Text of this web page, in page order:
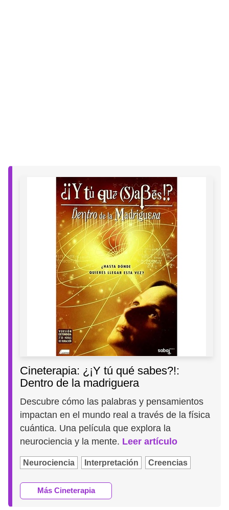
Cineterapia: ¿¡Y tú qué sabes?!:
Dentro de la madriguera
Descubre cómo las palabras y pensamientos
impactan en el mundo real a través de la física
cuántica. Una película que explora la
neurociencia y la mente. Leer artículo
Neurociencia Interpretación Creencias
Más Cineterapia